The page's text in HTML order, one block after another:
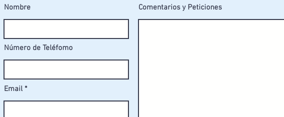
Nombre
Número de Teléfomo
Email
Comentarios y Peticiones